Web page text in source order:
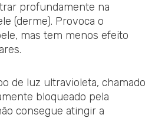
profundamente na
(derme). Provoca o
mas tem menos efeito
de luz ultravioleta, chamado
bloqueado pela
consegue atingir a